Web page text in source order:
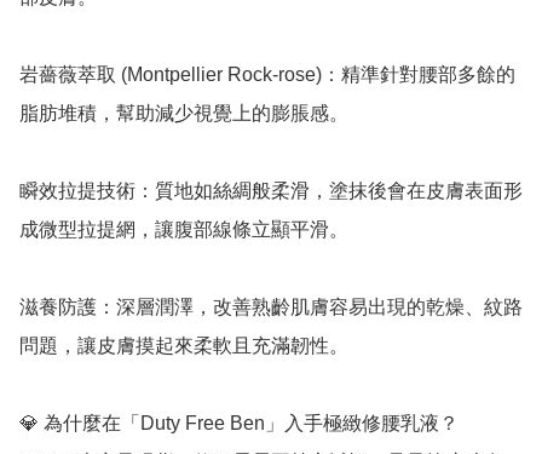
岩薔薇萃取 (Montpellier Rock-rose)：精準針對腰部多餘的
脂肪堆積，幫助減少視覺上的膨脹感。
瞬效拉提技術：質地如絲綢般柔滑，塗抹後會在皮膚表面形
成微型拉提網，讓腹部線條立顯平滑。
滋養防護：深層潤澤，改善熟齡肌膚容易出現的乾燥、紋路
問題，讓皮膚摸起來柔軟且充滿韌性。
💎 為什麼在「Duty Free Ben」入手極緻修腰乳液？